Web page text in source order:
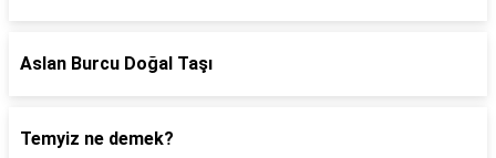
Aslan Burcu Doğal Taşı
Temyiz ne demek?